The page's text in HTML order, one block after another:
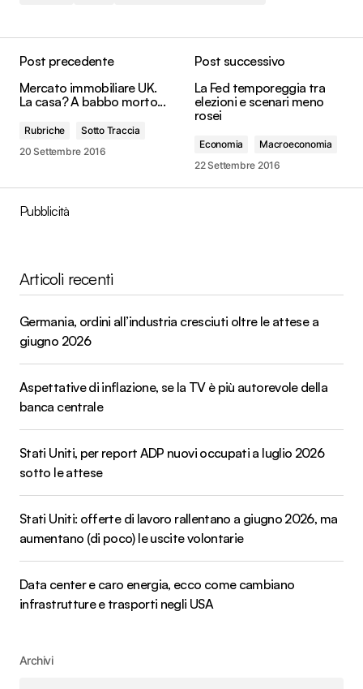
Post precedente
Mercato immobiliare UK.
La casa? A babbo morto...
Rubriche
Sotto Traccia
20 Settembre 2016
Post successivo
La Fed temporeggia tra
elezioni e scenari meno
rosei
Economia
Macroeconomia
22 Settembre 2016
Pubblicità
Articoli recenti
Germania, ordini all’industria cresciuti oltre le attese a
giugno 2026
Aspettative di inflazione, se la TV è più autorevole della
banca centrale
Stati Uniti, per report ADP nuovi occupati a luglio 2026
sotto le attese
Stati Uniti: offerte di lavoro rallentano a giugno 2026, ma
aumentano (di poco) le uscite volontarie
Data center e caro energia, ecco come cambiano
infrastrutture e trasporti negli USA
Archivi